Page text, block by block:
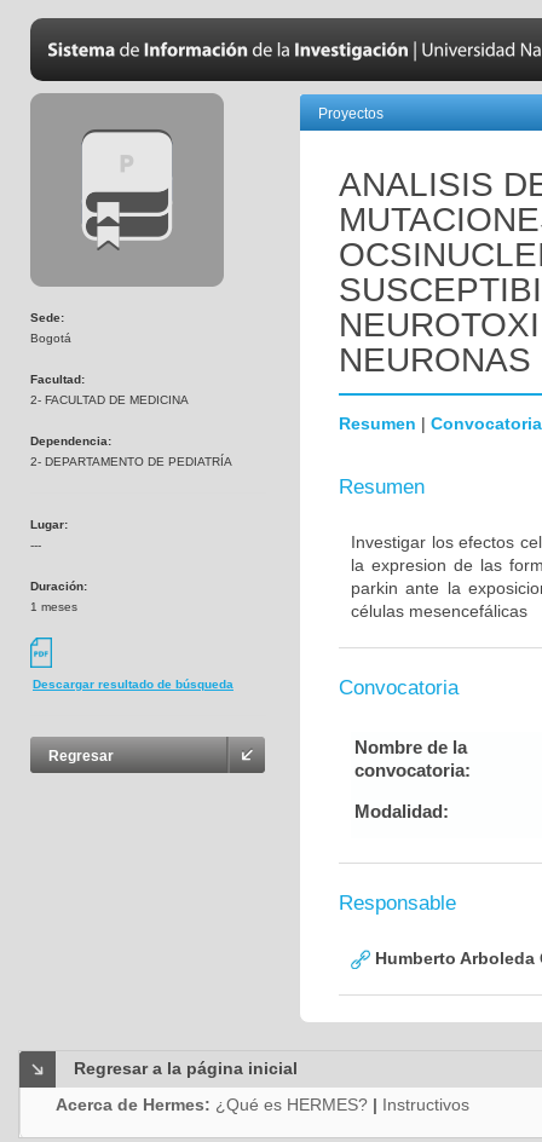
Sede:
Bogotá
Facultad:
2- FACULTAD DE MEDICINA
Dependencia:
2- DEPARTAMENTO DE PEDIATRÍA
Lugar:
---
Duración:
1 meses
Descargar resultado de búsqueda
Regresar
Proyectos
ANALISIS
Resumen | Convocatoria
Resumen
Investigar los efectos
la expresion de las
parkin ante la
células mesencefálicas
Convocatoria
Nombre de la
convocatoria:
Modalidad:
Responsable
Humberto Arboleda
Regresar a la página inicial
Acerca de Hermes: ¿Qué es HERMES? | Instructivos